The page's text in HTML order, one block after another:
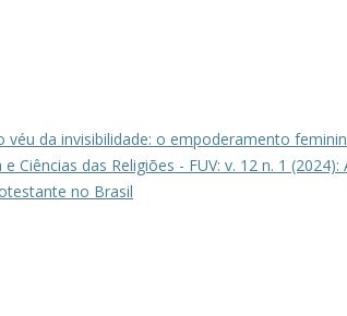
véu da invisibilidade: o empoderamento
Ciências das Religiões - FUV: v. 12 n. 1 (2024):
no Brasil